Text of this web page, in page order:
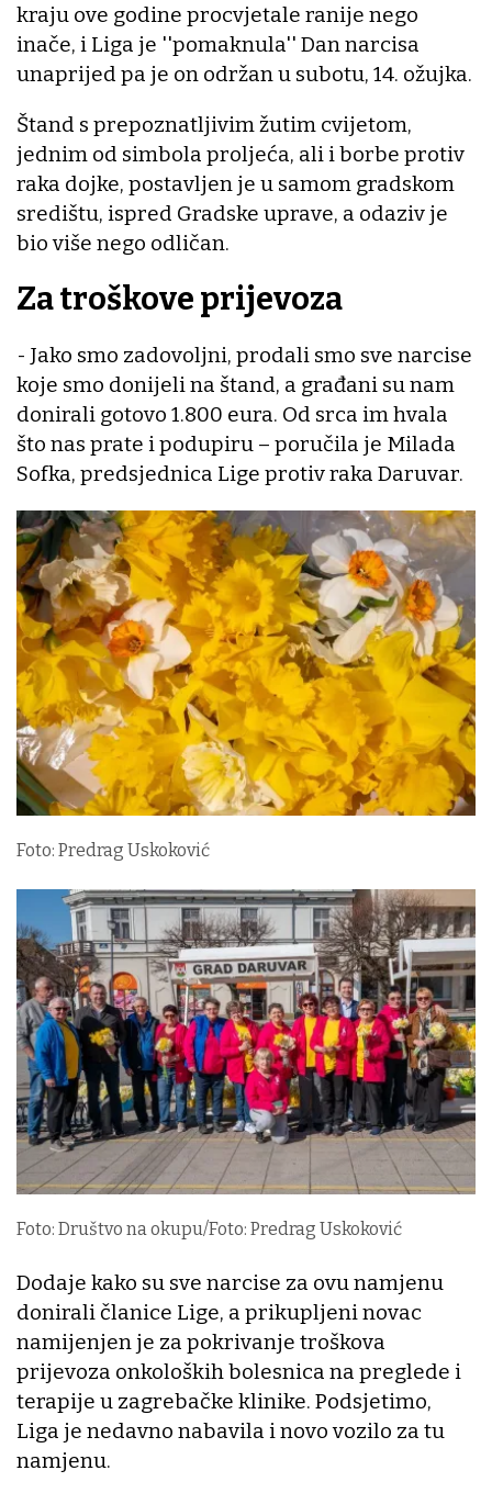
kraju ove godine procvjetale ranije nego
inače, i Liga je ''pomaknula'' Dan narcisa
unaprijed pa je on održan u subotu, 14. ožujka.
Štand s prepoznatljivim žutim cvijetom,
jednim od simbola proljeća, ali i borbe protiv
raka dojke, postavljen je u samom gradskom
središtu, ispred Gradske uprave, a odaziv je
bio više nego odličan.
Za troškove prijevoza
- Jako smo zadovoljni, prodali smo sve narcise
koje smo donijeli na štand, a građani su nam
donirali gotovo 1.800 eura. Od srca im hvala
što nas prate i podupiru – poručila je Milada
Sofka, predsjednica Lige protiv raka Daruvar.
Foto: Predrag Uskoković
Foto: Društvo na okupu/Foto: Predrag Uskoković
Dodaje kako su sve narcise za ovu namjenu
donirali članice Lige, a prikupljeni novac
namijenjen je za pokrivanje troškova
prijevoza onkoloških bolesnica na preglede i
terapije u zagrebačke klinike. Podsjetimo,
Liga je nedavno nabavila i novo vozilo za tu
namjenu.